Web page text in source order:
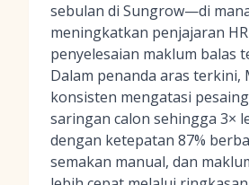
sebulan di Sungrow—di
meningkatkan penjajaran
penyelesaian maklum balas
Dalam penanda aras terkini,
konsisten mengatasi
saringan calon sehingga 3×
dengan ketepatan 87%
semakan manual, dan